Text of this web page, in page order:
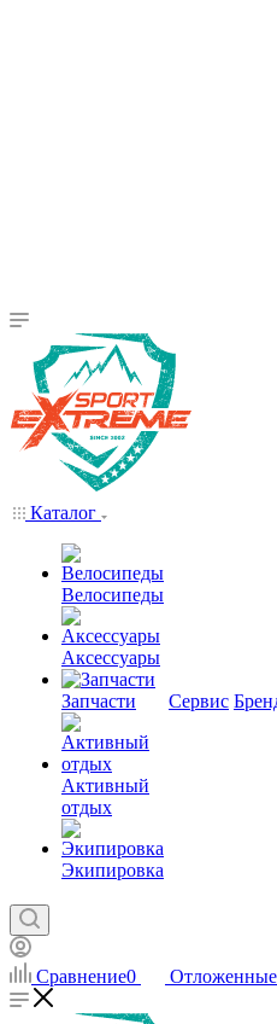
Каталог
Велосипеды
Аксессуары
Запчасти
Активный
отдых
Экипировка
Сервис
Сравнение0 Отложенные